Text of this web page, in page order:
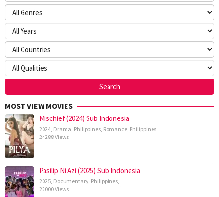
MOST VIEW MOVIES
Mischief (2024) Sub Indonesia
2024 Drama Philippines Romance Philippines
24288 Views
Pasilip Ni Azi (2025) Sub Indonesia
2025 Documentary Philippines
22000 Views